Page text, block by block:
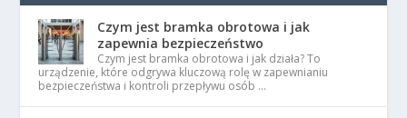
Czym jest bramka obrotowa i jak
zapewnia bezpieczeństwo
Czym jest bramka obrotowa i jak działa? To
urządzenie, które odgrywa kluczową rolę w zapewnianiu
bezpieczeństwa i kontroli przepływu osób …